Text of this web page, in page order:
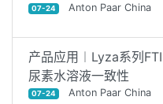
07-24 Anton Paar China
产品应用︱Lyza系列
尿素水溶液一致性
07-24 Anton Paar China